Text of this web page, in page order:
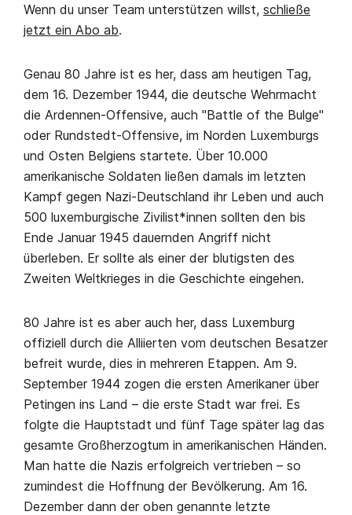
Wenn du unser Team unterstützen willst, schließe
jetzt ein Abo ab.
Genau 80 Jahre ist es her, dass am heutigen Tag,
dem 16. Dezember 1944, die deutsche Wehrmacht
die Ardennen-Offensive, auch "Battle of the Bulge"
oder Rundstedt-Offensive, im Norden Luxemburgs
und Osten Belgiens startete. Über 10.000
amerikanische Soldaten ließen damals im letzten
Kampf gegen Nazi-Deutschland ihr Leben und auch
500 luxemburgische Zivilist*innen sollten den bis
Ende Januar 1945 dauernden Angriff nicht
überleben. Er sollte als einer der blutigsten des
Zweiten Weltkrieges in die Geschichte eingehen.
80 Jahre ist es aber auch her, dass Luxemburg
offiziell durch die Alliierten vom deutschen Besatzer
befreit wurde, dies in mehreren Etappen. Am 9.
September 1944 zogen die ersten Amerikaner über
Petingen ins Land – die erste Stadt war frei. Es
folgte die Hauptstadt und fünf Tage später lag das
gesamte Großherzogtum in amerikanischen Händen.
Man hatte die Nazis erfolgreich vertrieben – so
zumindest die Hoffnung der Bevölkerung. Am 16.
Dezember dann der oben genannte letzte